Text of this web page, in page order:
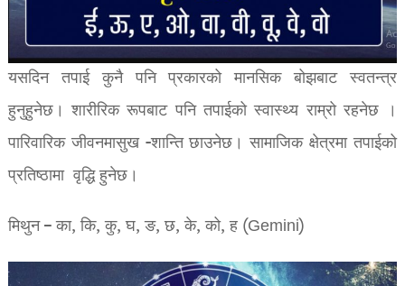
यसदिन तपाई कुनै पनि प्रकारको मानसिक बोझबाट स्वतन्त्र
हुनुहुनेछ। शारीरिक रूपबाट पनि तपाईको स्वास्थ्य राम्रो रहनेछ ।
पारिवारिक जीवनमासुख -शान्ति छाउनेछ। सामाजिक क्षेत्रमा तपाईको
प्रतिष्ठामा वृद्धि हुनेछ।
मिथुन – का, कि, कु, घ, ङ, छ, के, को, ह (Gemini)